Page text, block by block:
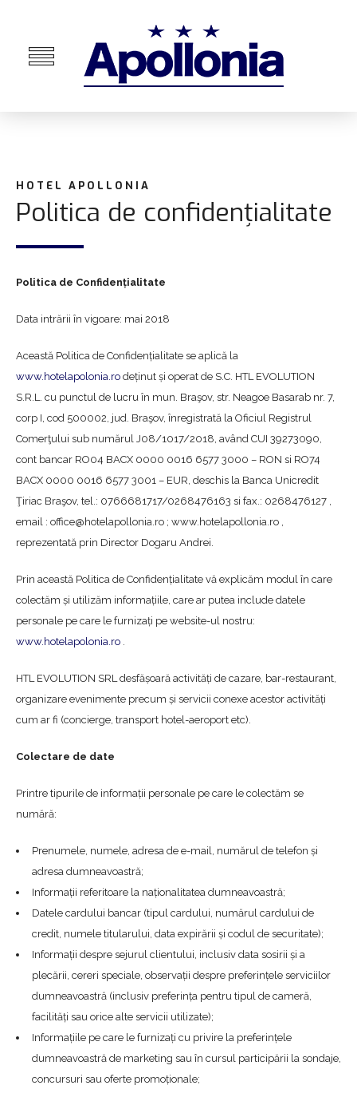
HOTEL APOLLONIA
Politica de confidențialitate
Politica de Confidențialitate
Data intrării în vigoare: mai 2018
Această Politica de Confidențialitate se aplică la
www.hotelapolonia.ro deținut și operat de S.C. HTL EVOLUTION
S.R.L. cu punctul de lucru în mun. Braşov, str. Neagoe Basarab nr. 7,
corp I, cod 500002, jud. Braşov, înregistrată la Oficiul Registrul
Comerţului sub numărul J08/1017/2018, având CUI 39273090,
cont bancar RO04 BACX 0000 0016 6577 3000 – RON si RO74
BACX 0000 0016 6577 3001 – EUR, deschis la Banca Unicredit
Ţiriac Braşov, tel.: 0766681717/0268476163 si fax.: 0268476127 ,
email : office@hotelapollonia.ro ; www.hotelapollonia.ro ,
reprezentată prin Director Dogaru Andrei.
Prin această Politica de Confidențialitate vă explicăm modul în care
colectăm și utilizăm informațiile, care ar putea include datele
personale pe care le furnizați pe website-ul nostru:
www.hotelapolonia.ro .
HTL EVOLUTION SRL desfășoară activități de cazare, bar-restaurant,
organizare evenimente precum și servicii conexe acestor activități
cum ar fi (concierge, transport hotel-aeroport etc).
Colectare de date
Printre tipurile de informații personale pe care le colectăm se
numără:
Prenumele, numele, adresa de e-mail, numărul de telefon și
adresa dumneavoastră;
Informații referitoare la naționalitatea dumneavoastră;
Datele cardului bancar (tipul cardului, numărul cardului de
credit, numele titularului, data expirării și codul de securitate);
Informații despre sejurul clientului, inclusiv data sosirii și a
plecării, cereri speciale, observații despre preferințele serviciilor
dumneavoastră (inclusiv preferința pentru tipul de cameră,
facilități sau orice alte servicii utilizate);
Informațiile pe care le furnizați cu privire la preferințele
dumneavoastră de marketing sau în cursul participării la sondaje,
concursuri sau oferte promoționale;